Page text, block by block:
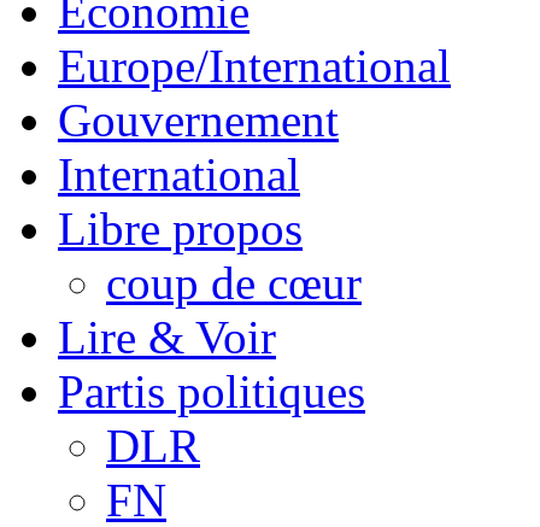
Économie
Europe/International
Gouvernement
International
Libre propos
coup de cœur
Lire & Voir
Partis politiques
DLR
FN